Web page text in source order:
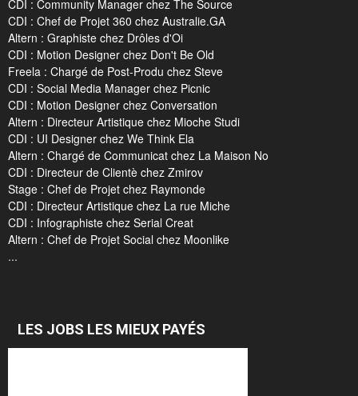
CDI : Community Manager chez The Source
CDI : Chef de Projet 360 chez Australie.GA
Altern : Graphiste chez Drôles d'Oi
CDI : Motion Designer chez Don't Be Old
Freela : Chargé de Post-Produ chez Steve
CDI : Social Media Manager chez Picnic
CDI : Motion Designer chez Conversation
Altern : Directeur Artistique chez Mioche Studi
CDI : UI Designer chez We Think Ela
Altern : Chargé de Communicat chez La Maison No
CDI : Directeur de Clientè chez Zmirov
Stage : Chef de Projet chez Raymonde
CDI : Directeur Artistique chez La rue Miche
CDI : Infographiste chez Serial Creat
Altern : Chef de Projet Social chez Moonlike
...
LES JOBS LES MIEUX PAYÉS